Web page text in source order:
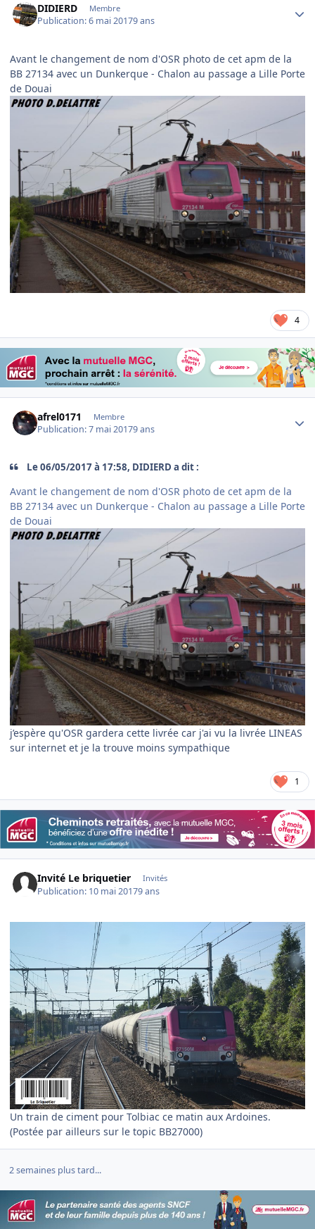
DIDIERD Membre
Publication:6 mai 20179 ans
Avant le changement de nom d'OSR photo de cet apm de la
BB 27134 avec un Dunkerque - Chalon au passage a Lille Porte
de Douai
4
afrel0171 Membre
Publication:7 mai 20179 ans
Le 06/05/2017 à 17:58, DIDIERD a dit :
Avant le changement de nom d'OSR photo de cet apm de la
BB 27134 avec un Dunkerque - Chalon au passage a Lille Porte
de Douai
j’espère qu'OSR gardera cette livrée car j'ai vu la livrée LINEAS
sur internet et je la trouve moins sympathique
1
Invité Le briquetier Invités
Publication: 10 mai 20179 ans
Un train de ciment pour Tolbiac ce matin aux Ardoines.
(Postée par ailleurs sur le topic BB27000)
2 semaines plus tard...